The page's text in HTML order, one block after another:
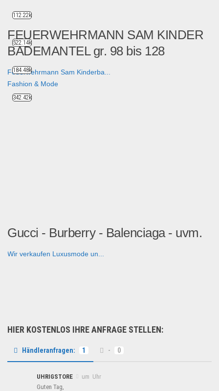
FEUERWEHRMANN SAM KINDER
BADEMANTEL gr. 98 bis 128
Feuerwehrmann Sam Kinderba...
Fashion & Mode
Gucci - Burberry - Balenciaga - uvm.
Wir verkaufen Luxusmode un...
HIER KOSTENLOS IHRE ANFRAGE STELLEN:
Händleranfragen: 1 - 0
UHRIGSTORE
um Uhr
Guten Tag,
112.22k
522.14k
184.48k
342.42k